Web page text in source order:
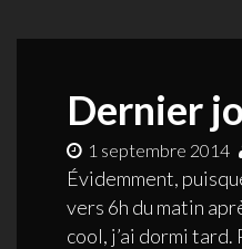
Dernier
1 septembre 2014
Évidemment,
vers 6h du matin
cool, j’ai dormi tard.